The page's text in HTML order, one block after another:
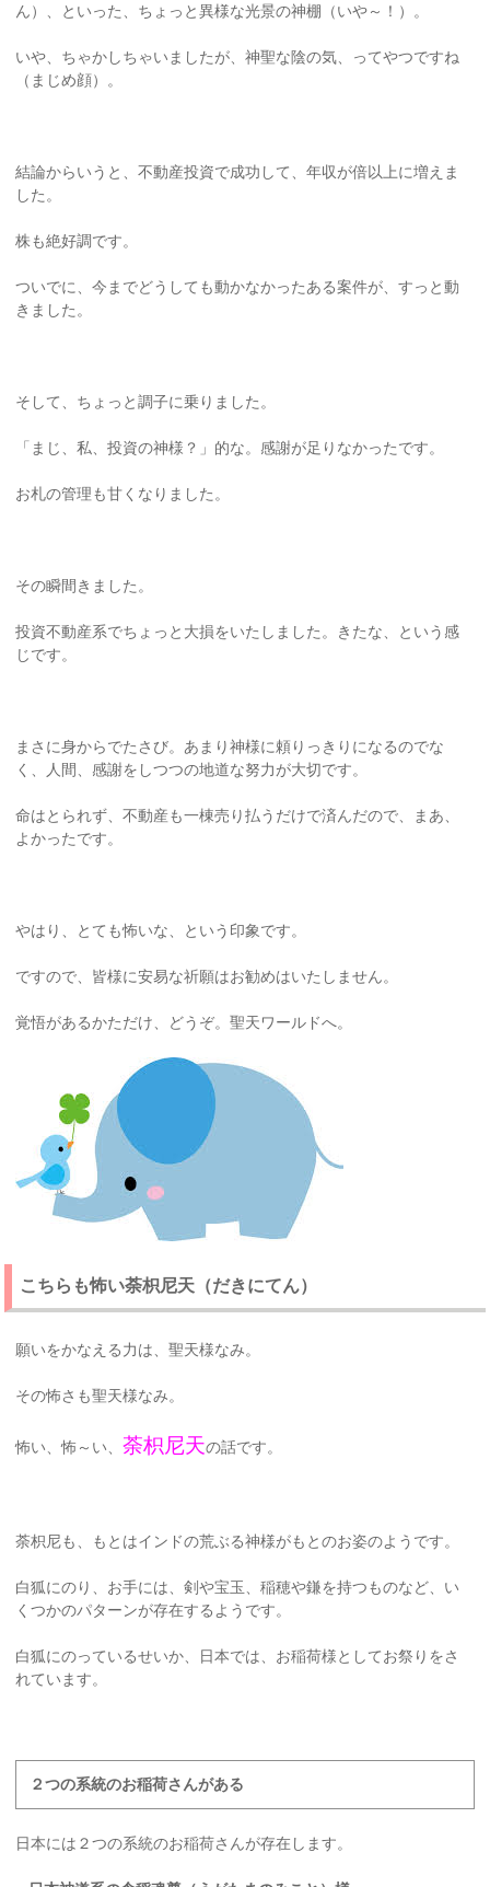
ん）、といった、ちょっと異様な光景の神棚（いや～！）。
いや、ちゃかしちゃいましたが、神聖な陰の気、ってやつですね
（まじめ顔）。
結論からいうと、不動産投資で成功して、年収が倍以上に増えま
した。
株も絶好調です。
ついでに、今までどうしても動かなかったある案件が、すっと動
きました。
そして、ちょっと調子に乗りました。
「まじ、私、投資の神様？」的な。感謝が足りなかったです。
お札の管理も甘くなりました。
その瞬間きました。
投資不動産系でちょっと大損をいたしました。きたな、という感
じです。
まさに身からでたさび。あまり神様に頼りっきりになるのでな
く、人間、感謝をしつつの地道な努力が大切です。
命はとられず、不動産も一棟売り払うだけで済んだので、まあ、
よかったです。
やはり、とても怖いな、という印象です。
ですので、皆様に安易な祈願はお勧めはいたしません。
覚悟があるかただけ、どうぞ。聖天ワールドへ。
こちらも怖い荼枳尼天（だきにてん）
願いをかなえる力は、聖天様なみ。
その怖さも聖天様なみ。
怖い、怖～い、荼枳尼天の話です。
荼枳尼も、もとはインドの荒ぶる神様がもとのお姿のようです。
白狐にのり、お手には、剣や宝玉、稲穂や鎌を持つものなど、い
くつかのパターンが存在するようです。
白狐にのっているせいか、日本では、お稲荷様としてお祭りをさ
れています。
２つの系統のお稲荷さんがある
日本には２つの系統のお稲荷さんが存在します。